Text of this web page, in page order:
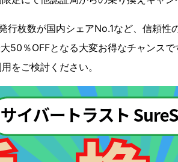
行枚数が国内シェアNo.1など、信頼
50％OFFとなる大変お得なチャンスで
をご検討ください。